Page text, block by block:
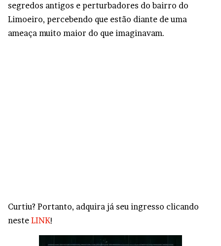
segredos antigos e perturbadores do bairro do
Limoeiro, percebendo que estão diante de uma
ameaça muito maior do que imaginavam.
Curtiu? Portanto, adquira já seu ingresso clicando
neste LINK!